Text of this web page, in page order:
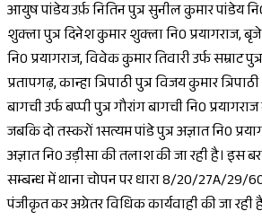
आयुष पांडेय उर्फ़ नितिन पुत्र सुनील कुमार पांडेय
शुक्ला पुत्र दिनेश कुमार शुक्ला नि0 प्रयागराज,
नि0 प्रयागराज, विवेक कुमार तिवारी उर्फ सम्राट
प्रतापगढ़, कान्हा त्रिपाठी पुत्र विजय कुमार
बागची उर्फ बप्पी पुत्र गौरांग बागची नि0
जबकि दो तस्करों 1सत्यम पांडे पुत्र अज्ञात नि0
अज्ञात नि0 उड़ीसा की तलाश की जा रही है। इस
सम्बन्ध में थाना चोपन पर धारा 8/20/27A/29/
पंजीकृत कर अग्रेतर विधिक कार्यवाही की जा रही